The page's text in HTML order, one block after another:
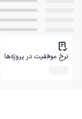
نرخ موفقیت در پروژه‌ها